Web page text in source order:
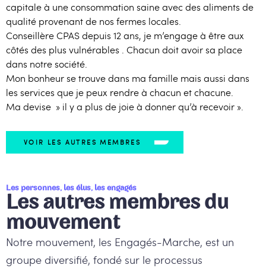
capitale à une consommation saine avec des aliments de
qualité provenant de nos fermes locales.
Conseillère CPAS depuis 12 ans, je m’engage à être aux
côtés des plus vulnérables . Chacun doit avoir sa place
dans notre société.
Mon bonheur se trouve dans ma famille mais aussi dans
les services que je peux rendre à chacun et chacune.
Ma devise » il y a plus de joie à donner qu’à recevoir ».
VOIR LES AUTRES MEMBRES
Les personnes, les élus, les engagés
Les autres membres du
mouvement
Notre mouvement, les Engagés-Marche, est un
groupe diversifié, fondé sur le processus